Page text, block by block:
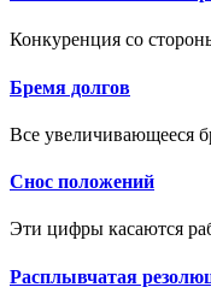
Конкуренция со
Бремя долгов
Все увеличивающееся
Снос положений
Эти цифры касаются
Расплывчатая